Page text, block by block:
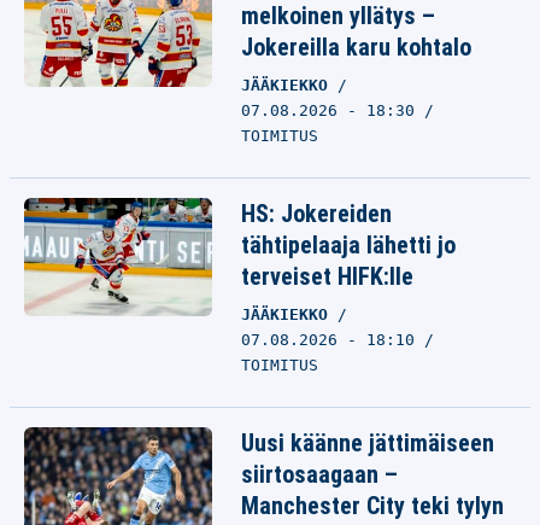
melkoinen yllätys –
Jokereilla karu kohtalo
JÄÄKIEKKO
07.08.2026 - 18:30
TOIMITUS
HS: Jokereiden
tähtipelaaja lähetti jo
terveiset HIFK:lle
JÄÄKIEKKO
07.08.2026 - 18:10
TOIMITUS
Uusi käänne jättimäiseen
siirtosaagaan –
Manchester City teki tylyn